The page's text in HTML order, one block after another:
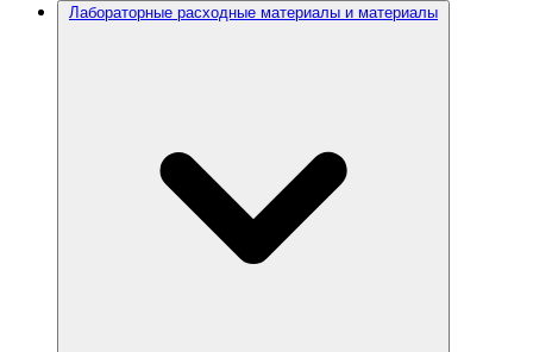
Лабораторные расходные материалы и материалы